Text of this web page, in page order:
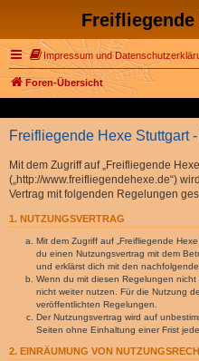
Impressum und
Foren-Übersicht
Freifliegende Hexe Stuttgart
Mit dem Zugriff auf „Freifliegende
(„http://www.freifliegendehexe.de“)
Vertrag mit folgenden Regelungen
1. NUTZUNGSVERTRAG
Mit dem Zugriff auf „Freifliegende
du einen Nutzungsvertrag mit dem
und erklärst dich mit den
Wenn du mit diesen Regelungen
nicht weiter nutzen. Für die Nutzung
veröffentlichten Regelungen.
Der Nutzungsvertrag wird auf
Seiten ohne Einhaltung einer Frist
2. EINRÄUMUNG VON